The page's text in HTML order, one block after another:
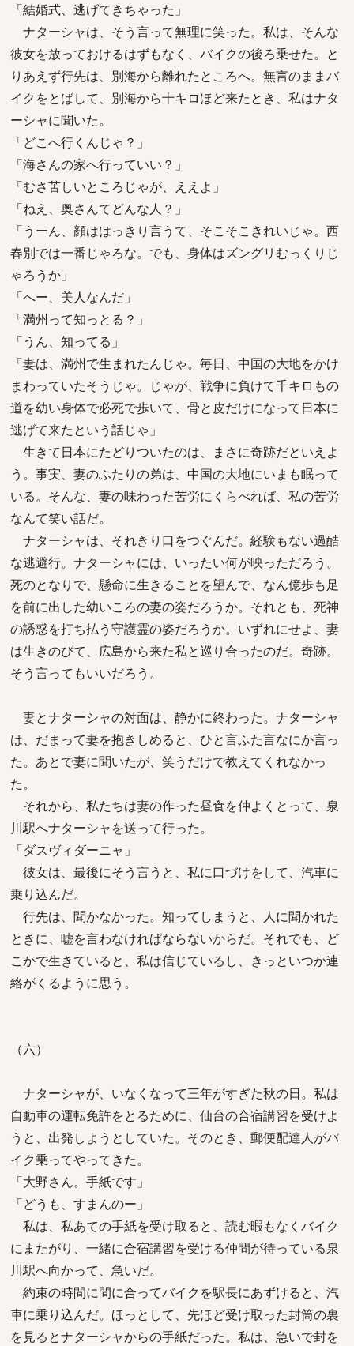
「結婚式、逃げてきちゃった」
ナターシャは、そう言って無理に笑った。私は、そんな
彼女を放っておけるはずもなく、バイクの後ろ乗せた。と
りあえず行先は、別海から離れたところへ。無言のままバ
イクをとばして、別海から十キロほど来たとき、私はナタ
ーシャに聞いた。
「どこへ行くんじゃ？」
「海さんの家へ行っていい？」
「むさ苦しいところじゃが、ええよ」
「ねえ、奥さんてどんな人？」
「うーん、顔ははっきり言うて、そこそこきれいじゃ。西
春別では一番じゃろな。でも、身体はズングリむっくりじ
ゃろうか」
「へー、美人なんだ」
「満州って知っとる？」
「うん、知ってる」
「妻は、満州で生まれたんじゃ。毎日、中国の大地をかけ
まわっていたそうじゃ。じゃが、戦争に負けて千キロもの
道を幼い身体で必死で歩いて、骨と皮だけになって日本に
逃げて来たという話じゃ」
生きて日本にたどりついたのは、まさに奇跡だといえよ
う。事実、妻のふたりの弟は、中国の大地にいまも眠って
いる。そんな、妻の味わった苦労にくらべれば、私の苦労
なんて笑い話だ。
ナターシャは、それきり口をつぐんだ。経験もない過酷
な逃避行。ナターシャには、いったい何が映っただろう。
死のとなりで、懸命に生きることを望んで、なん億歩も足
を前に出した幼いころの妻の姿だろうか。それとも、死神
の誘惑を打ち払う守護霊の姿だろうか。いずれにせよ、妻
は生きのびて、広島から来た私と巡り合ったのだ。奇跡。
そう言ってもいいだろう。
妻とナターシャの対面は、静かに終わった。ナターシャ
は、だまって妻を抱きしめると、ひと言ふた言なにか言っ
た。あとで妻に聞いたが、笑うだけで教えてくれなかっ
た。
それから、私たちは妻の作った昼食を仲よくとって、泉
川駅へナターシャを送って行った。
「ダスヴィダーニャ」
彼女は、最後にそう言うと、私に口づけをして、汽車に
乗り込んだ。
行先は、聞かなかった。知ってしまうと、人に聞かれた
ときに、嘘を言わなければならないからだ。それでも、ど
こかで生きていると、私は信じているし、きっといつか連
絡がくるように思う。
（六）
ナターシャが、いなくなって三年がすぎた秋の日。私は
自動車の運転免許をとるために、仙台の合宿講習を受けよ
うと、出発しようとしていた。そのとき、郵便配達人がバ
イク乗ってやってきた。
「大野さん。手紙です」
「どうも、すまんのー」
私は、私あての手紙を受け取ると、読む暇もなくバイク
にまたがり、一緒に合宿講習を受ける仲間が待っている泉
川駅へ向かって、急いだ。
約束の時間に間に合ってバイクを駅長にあずけると、汽
車に乗り込んだ。ほっとして、先ほど受け取った封筒の裏
を見るとナターシャからの手紙だった。私は、急いで封を